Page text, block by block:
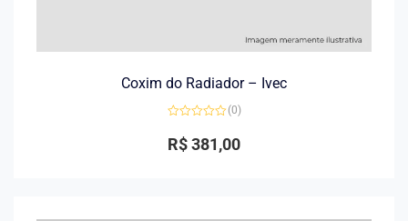
Coxim do Radiador – Ivec
0
de
(0)
R$381,00